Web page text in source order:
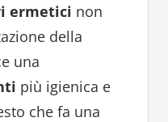
ermetici non
della
una
più igienica e
che fa una